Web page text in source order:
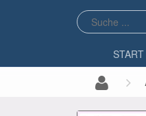
START